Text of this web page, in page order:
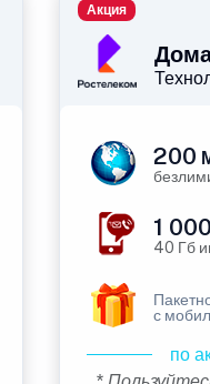
Акция
200
1 000
40 Гб
с
по